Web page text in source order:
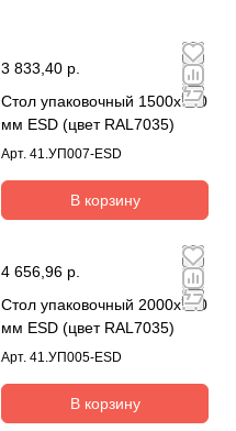
3 833,40 р.
Стол упаковочный 1500х700
мм ESD (цвет RAL7035)
Арт. 41.УП007-ESD
В корзину
4 656,96 р.
Стол упаковочный 2000х700
мм ESD (цвет RAL7035)
Арт. 41.УП005-ESD
В корзину